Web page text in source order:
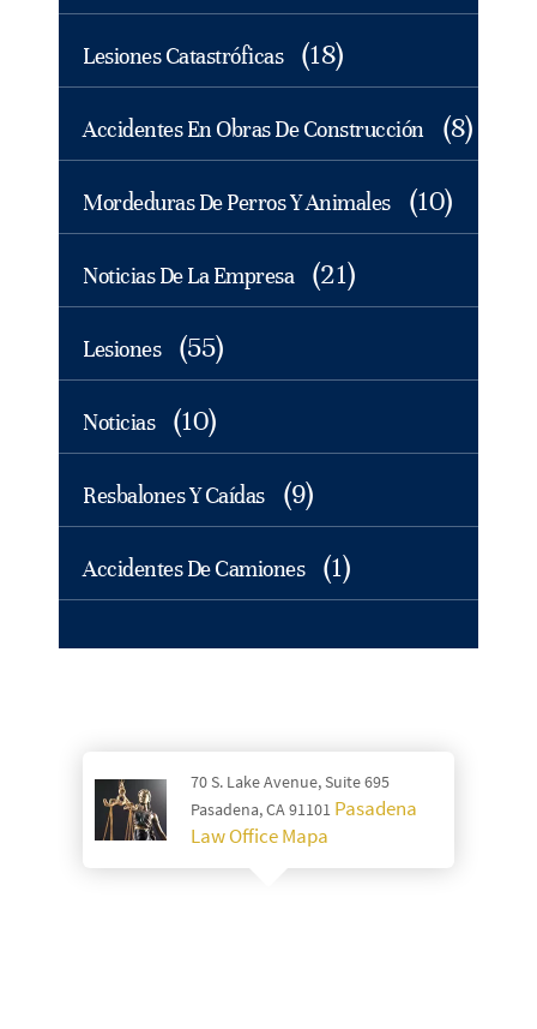
Lesiones Catastróficas (18)
Accidentes En Obras De Construcción (8)
Mordeduras De Perros Y Animales (10)
Noticias De La Empresa (21)
Lesiones (55)
Noticias (10)
Resbalones Y Caídas (9)
Accidentes De Camiones (1)
70 S. Lake Avenue, Suite 695
Pasadena, CA 91101 Pasadena
Law Office Mapa